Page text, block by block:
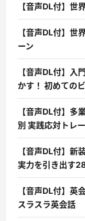
【音声DL付】世
【音声DL付】世
ーン
【音声DL付】入
かす！ 初めての
【音声DL付】多
別 実践応対トレ
【音声DL付】新
実力を引き出す
【音声DL付】英
スラスラ英会話